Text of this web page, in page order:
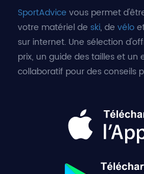
SportAdvice vous permet
votre matériel de ski, de vélo
sur internet. Une sélection
prix, un guide des tailles et un
collaboratif pour des conseils